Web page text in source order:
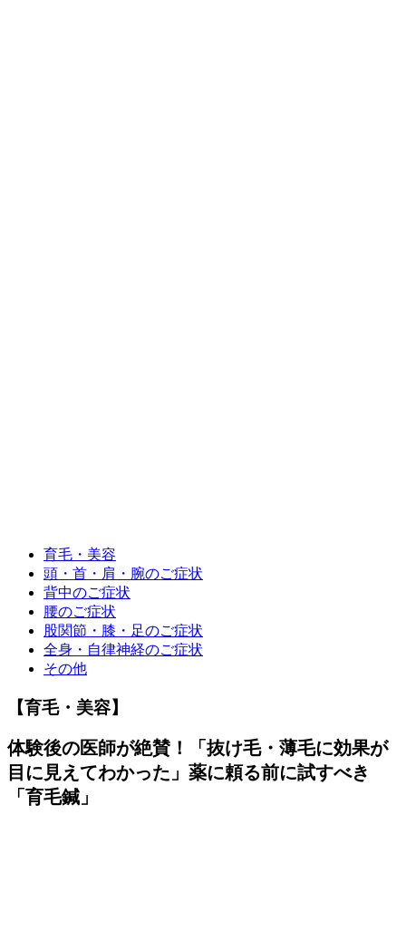
育毛・美容
頭・首・肩・腕のご症状
背中のご症状
腰のご症状
股関節・膝・足のご症状
全身・自律神経のご症状
その他
【育毛・美容】
体験後の医師が絶賛！「抜け毛・薄毛に効果が
目に見えてわかった」薬に頼る前に試すべき
「育毛鍼」